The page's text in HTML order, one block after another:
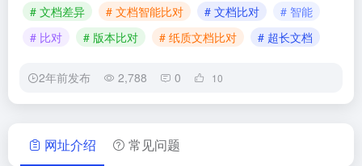
# 文档差异
# 文档智能比对 # 文档比对
# 智能
# 比对
# 版本比对 # 纸质文档比对 # 超长文档
2年前发布 2,788 0 10
网址介绍 常见问题